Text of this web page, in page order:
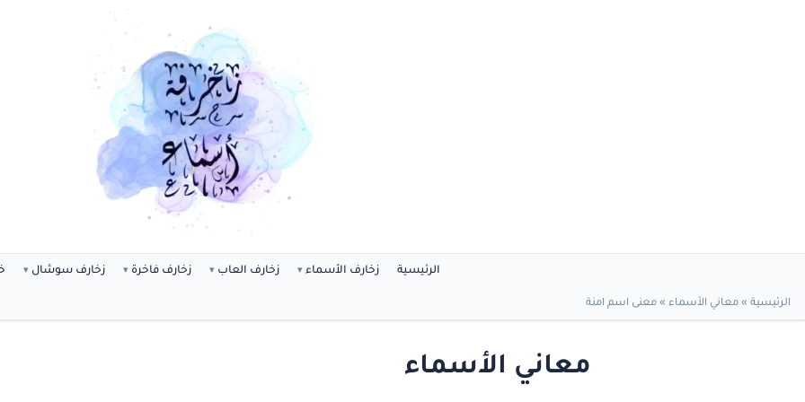
الرئيسية زخارف الأسماء زخارف العاب زخارف فاخرة زخارف سوشال
الرئيسية » معاني الأسماء » معنى اسم امنة
معاني الأسماء